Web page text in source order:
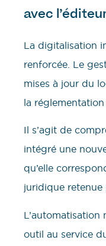
avec
La digitalisation
renforcée. Le
mises à jour du
la
Il s’agit de
intégré une
qu’elle
juridique retenue
L’automatisation
outil au service